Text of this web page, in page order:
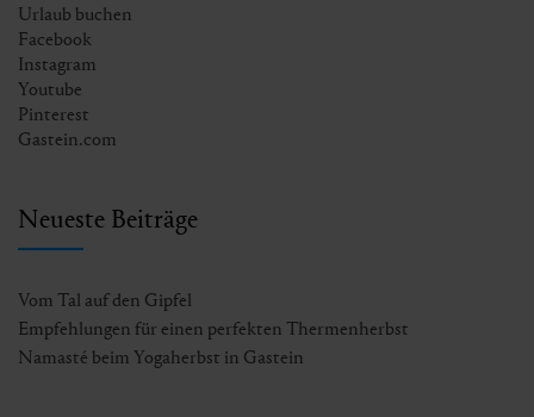
Urlaub buchen
Facebook
Instagram
Youtube
Pinterest
Gastein.com
Neueste Beiträge
Vom Tal auf den Gipfel
Empfehlungen für einen perfekten Thermenherbst
Namasté beim Yogaherbst in Gastein